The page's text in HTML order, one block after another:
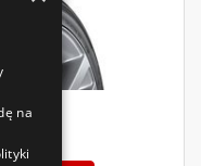
na